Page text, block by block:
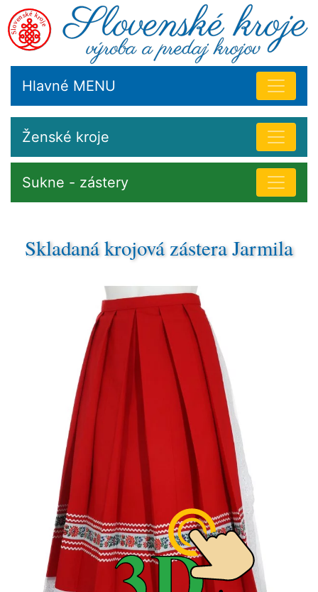
Hlavné MENU
Ženské kroje
Sukne - zástery
Skladaná krojová zástera Jarmila
práci slúžila ako ochrana sukne
Pracovná zástera bola z domáceho hrubého plátna,
najčastejšie z ľanu a konope. Chránila nie len proti
nečistote, ale aj proti ľahkým poraneniam pri práci.
Nemala žiadne zdobenie
Slávnostnú zásteru šatu nosili ženy cez všedné dni do
kostola, na tancovačku, ale aj na trhy. Základný
materiál bol už z kvalitnejších fabrických látok - z
hrubej bavlny s potlačou, alebo modrotlačou.
Záponka
Obradná zástera záponka bola určená len na
vynimočné udalosti, svadby, pohreby, krstiny a na
hody. Boli z najkvalitnejších materiálov - brokátu a
zamatu, takmer vždy bohato ručne vyšívané a
zdobené fabrickými stuhami, čipkami a madeirou